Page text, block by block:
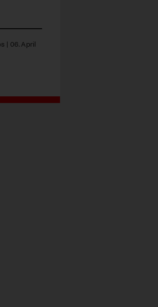
| 06. April